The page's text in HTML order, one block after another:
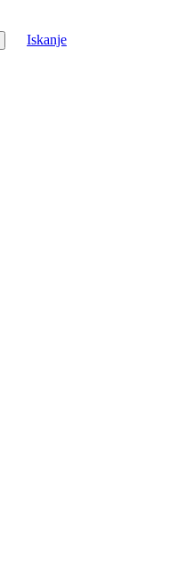
Iskanje